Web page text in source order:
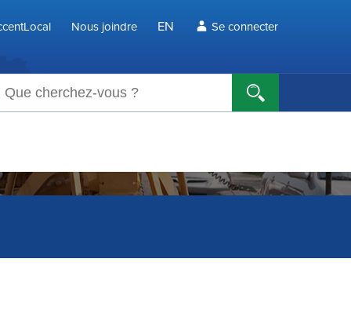
Nous joindre EN Se connecter